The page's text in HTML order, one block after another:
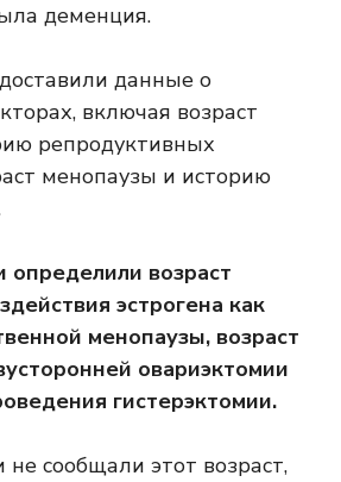
деменция.
данные о
включая возраст
репродуктивных
менопаузы и историю
определили возраст
эстрогена как
менопаузы, возраст
овариэктомии
гистерэктомии.
не сообщали этот возраст,